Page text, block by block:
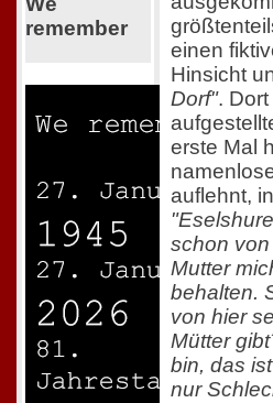
remember
einen
Hinsicht
Dorf".
erste Mal
auflehnt,
schon
Mutter
behalten.
von hier
Mütter
bin, das
nur